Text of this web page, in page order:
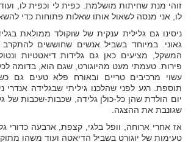
זוהי מנת שחיתות מושלמת. כפית לי וכפית לו,
לו, אני מנסה לשאול אותו שאלות פתוחות כדי
ניסינו גם גלילית ענקית של שוקולד ממולאת
גאוני. במיוחד בשביל אנשים שחוששים להתקרב
המשקל, מציעים כאן גם גלידות דיאטטיות
פירות. טעמתי מעט מהיוגורט, שגם הוא, בדומה
עשוי מרכיבים טריים ובאורח פלא טעים גם
תוספת. רגע לפני שהלכנו גיליתי שבגלידה אנדרי
יום הולדת שהן כל-כולן גלידה, שכבות-שכבות של
שגונבת את ההצגה.
אז אחרי ארוחה, וופל בלגי, קצפת, ארבעה כדורי
טעימות של יוגורט בשביל הדיאטה ועוד משהו מתוק